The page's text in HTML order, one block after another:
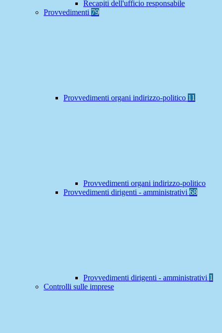
Recapiti dell'ufficio responsabile
Provvedimenti 79
Provvedimenti organi indirizzo-politico 11
Provvedimenti organi indirizzo-politico
Provvedimenti dirigenti - amministrativi 68
Provvedimenti dirigenti - amministrativi 1
Controlli sulle imprese